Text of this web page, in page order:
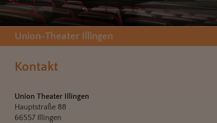
Union-Theater Illingen
Kontakt
Union Theater Illingen
Hauptstraße 88
66557 Illingen